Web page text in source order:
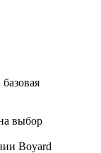
выбор
Boyard